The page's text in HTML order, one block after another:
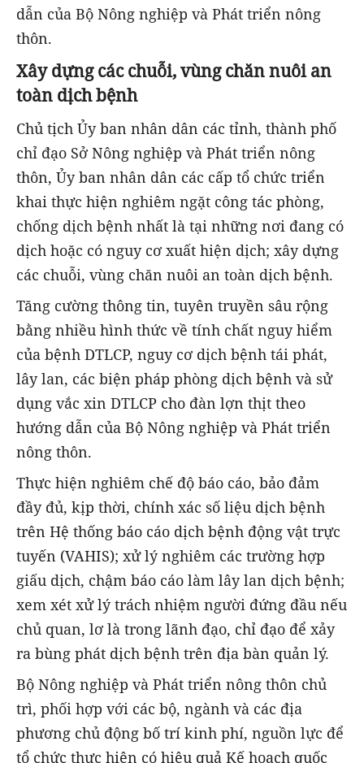
dẫn của Bộ Nông nghiệp và Phát triển nông
thôn.
Xây dựng các chuỗi, vùng chăn nuôi an
toàn dịch bệnh
Chủ tịch Ủy ban nhân dân các tỉnh, thành phố
chỉ đạo Sở Nông nghiệp và Phát triển nông
thôn, Ủy ban nhân dân các cấp tổ chức triển
khai thực hiện nghiêm ngặt công tác phòng,
chống dịch bệnh nhất là tại những nơi đang có
dịch hoặc có nguy cơ xuất hiện dịch; xây dựng
các chuỗi, vùng chăn nuôi an toàn dịch bệnh.
Tăng cường thông tin, tuyên truyền sâu rộng
bằng nhiều hình thức về tính chất nguy hiểm
của bệnh DTLCP, nguy cơ dịch bệnh tái phát,
lây lan, các biện pháp phòng dịch bệnh và sử
dụng vắc xin DTLCP cho đàn lợn thịt theo
hướng dẫn của Bộ Nông nghiệp và Phát triển
nông thôn.
Thực hiện nghiêm chế độ báo cáo, bảo đảm
đầy đủ, kịp thời, chính xác số liệu dịch bệnh
trên Hệ thống báo cáo dịch bệnh động vật trực
tuyến (VAHIS); xử lý nghiêm các trường hợp
giấu dịch, chậm báo cáo làm lây lan dịch bệnh;
xem xét xử lý trách nhiệm người đứng đầu nếu
chủ quan, lơ là trong lãnh đạo, chỉ đạo để xảy
ra bùng phát dịch bệnh trên địa bàn quản lý.
Bộ Nông nghiệp và Phát triển nông thôn chủ
trì, phối hợp với các bộ, ngành và các địa
phương chủ động bố trí kinh phí, nguồn lực để
tổ chức thực hiện có hiệu quả Kế hoạch quốc